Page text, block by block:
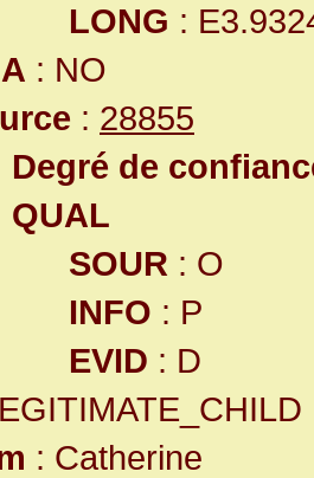
LONG :
: NO
: 28855
Degré de
QUAL
SOUR : O
INFO : P
EVID : D
: Catherine